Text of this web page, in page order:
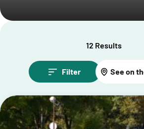
12 Results
Filter See on